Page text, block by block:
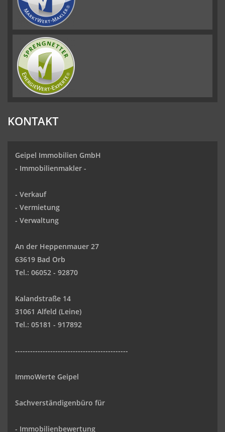
KONTAKT
Geipel Immobilien GmbH
- Immobilienmakler -
- Verkauf
- Vermietung
- Verwaltung
An der Heppenmauer 27
63619 Bad Orb
Tel.: 06052 - 92870
Kalandstraße 14
31061 Alfeld (Leine)
Tel.: 05181 - 917892
---------------------------------------------
ImmoWerte Geipel
Sachverständigenbüro für
- Immobilienbewertung